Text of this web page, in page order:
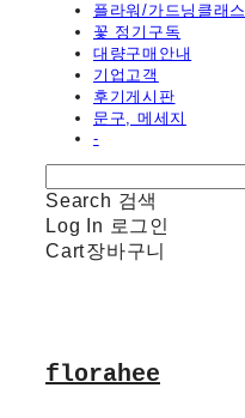
플라워/가드닝클래스
꽃 정기구독
대량구매안내
기업고객
후기게시판
문구, 메세지
-
Search 검색
Log In 로그인
Cart장바구니
florahee